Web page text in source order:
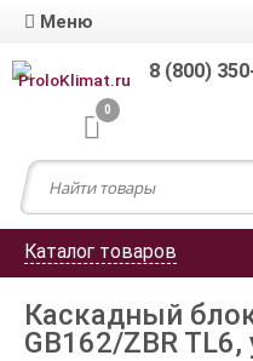
Меню
8 (800)
0
Каталог товаров
Каскадный
GB162/ZBR